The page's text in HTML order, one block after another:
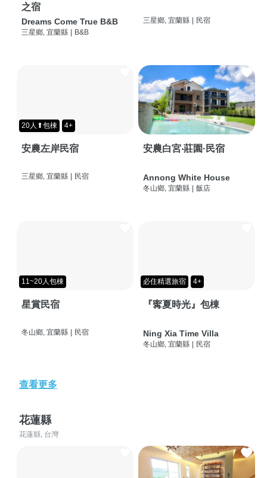
之宿
Dreams Come True B&B
三星鄉, 宜蘭縣 | B&B
三星鄉, 宜蘭縣 | 民宿
20人⬆包棟 4+
安農左岸民宿
三星鄉, 宜蘭縣 | 民宿
安農白宮‧莊園·民宿
Annong White House
冬山鄉, 宜蘭縣 | 飯店
11~20人包棟
星賞民宿
冬山鄉, 宜蘭縣 民宿
必住精選旅宿 4+
『寗夏時光』包棟
Ning Xia Time Villa
冬山鄉, 宜蘭縣 民宿
查看更多
花蓮縣
花蓮縣, 台灣